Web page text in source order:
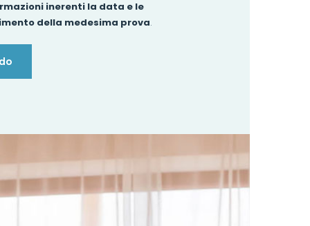
inerenti la data e le
della medesima prova.